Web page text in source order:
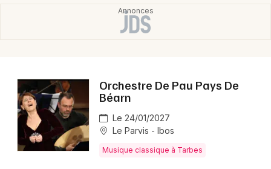
Orchestre De Pau Pays De
Béarn
Le 24/01/2027
Le Parvis - Ibos
Musique classique à Tarbes